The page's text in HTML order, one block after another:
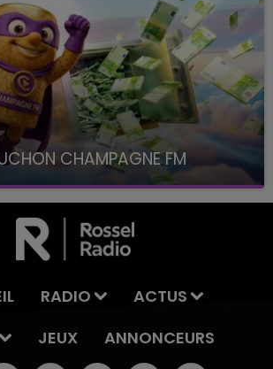
CHAMPAGNE FM
Champagne FM, à 8H10
RADIO
ACTUS
JEUX ANNONCEURS